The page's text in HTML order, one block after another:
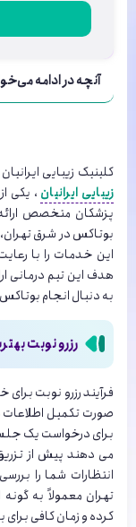
آنچه در ادامه
کلینیک زیبایی
زیبایی ایرانیان ، یکی
پزشکان متخصص
بوتاکس در شرق
این خدمات را با
هدف این تیم درمانی
به دنبال انجام
رزرو نوبت
فرآیند رزرو نوبت
صورت تکمیل اطلاعات
برای درخواست یک
می دهند پیش از
انتظارات شما را
تهران معمولاً به
کرده و زمان کافی